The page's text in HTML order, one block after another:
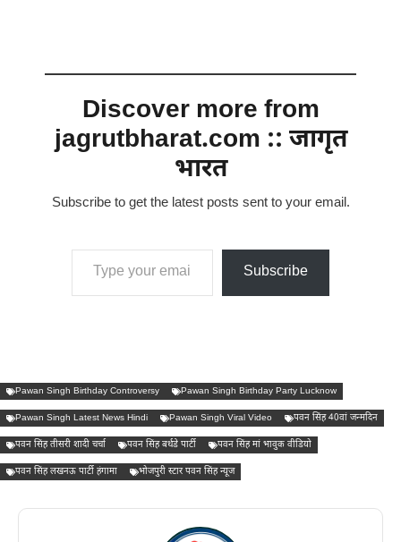
Discover more from
jagrutbharat.com :: जागृत
भारत
Subscribe to get the latest posts sent to your email.
Type your email…
Subscribe
Pawan Singh Birthday Controversy Pawan Singh Birthday Party Lucknow
Pawan Singh Latest News Hindi Pawan Singh Viral Video पवन सिंह 40वां जन्मदिन
पवन सिंह तीसरी शादी चर्चा पवन सिंह बर्थडे पार्टी पवन सिंह मां भावुक वीडियो
पवन सिंह लखनऊ पार्टी हंगामा भोजपुरी स्टार पवन सिंह न्यूज